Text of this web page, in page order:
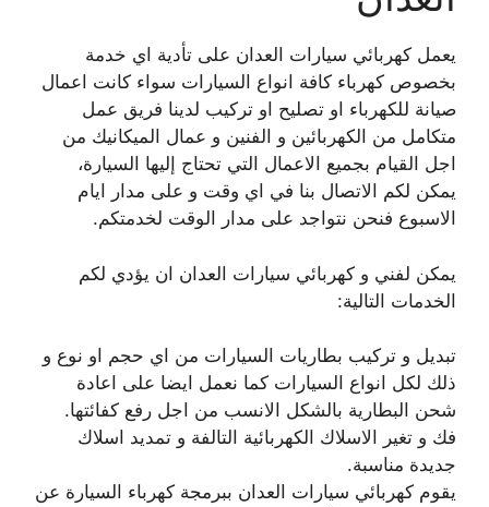
يعمل كهربائي سيارات العدان على تأدية اي خدمة
بخصوص كهرباء كافة انواع السيارات سواء كانت اعمال
صيانة للكهرباء او تصليح او تركيب لدينا فريق عمل
متكامل من الكهربائين و الفنين و عمال الميكانيك من
اجل القيام بجميع الاعمال التي تحتاج إليها السيارة،
يمكن لكم الاتصال بنا في اي وقت و على مدار ايام
الاسبوع فنحن نتواجد على مدار الوقت لخدمتكم.
يمكن لفني و كهربائي سيارات العدان ان يؤدي لكم
الخدمات التالية:
تبديل و تركيب بطاريات السيارات من اي حجم او نوع و
ذلك لكل انواع السيارات كما نعمل ايضا على اعادة
شحن البطارية بالشكل الانسب من اجل رفع كفائتها.
فك و تغير الاسلاك الكهربائية التالفة و تمديد اسلاك
جديدة مناسبة.
يقوم كهربائي سيارات العدان ببرمجة كهرباء السيارة عن